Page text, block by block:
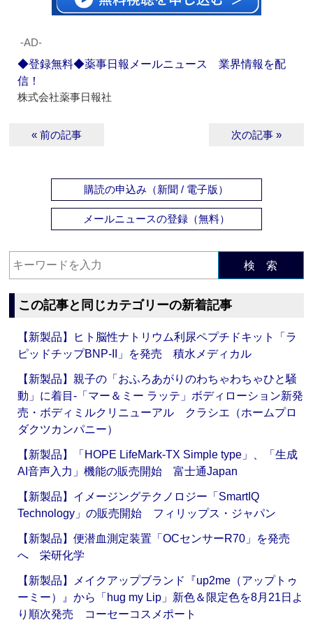
‐AD‐
◆登録無料◆薬事日報メールニュース 業界情報を配
信！
株式会社薬事日報社
« 前の記事 次の記事 »
購読の申込み（新聞 / 電子版）
メールニュースの登録（無料）
検 索
この記事と同じカテゴリーの新着記事
【新製品】ヒト脳性ナトリウム利尿ペプチドキット「ラ
ピッドチップBNP-II」を発売 積水メディカル
【新製品】親子の「おふろあがりのわちゃわちゃひと騒
動」に着目‐「マー＆ミー ラッテ」ボディローション新発
売・ボディミルクリニューアル クラシエ（ホームプロ
ダクツカンパニー）
【新製品】「HOPE LifeMark-TX Simple type」、「生成
AI音声入力」機能の販売開始 富士通Japan
【新製品】イメージングテクノロジー「SmartIQ
Technology」の販売開始 フィリップス・ジャパン
【新製品】便潜血測定装置「OCセンサーR70」を発売
へ 栄研化学
【新製品】メイクアップブランド『up2me（アップトゥ
ーミー）』から「hug my Lip」新色＆限定色を8月21日よ
り順次発売 コーセーコスメポート